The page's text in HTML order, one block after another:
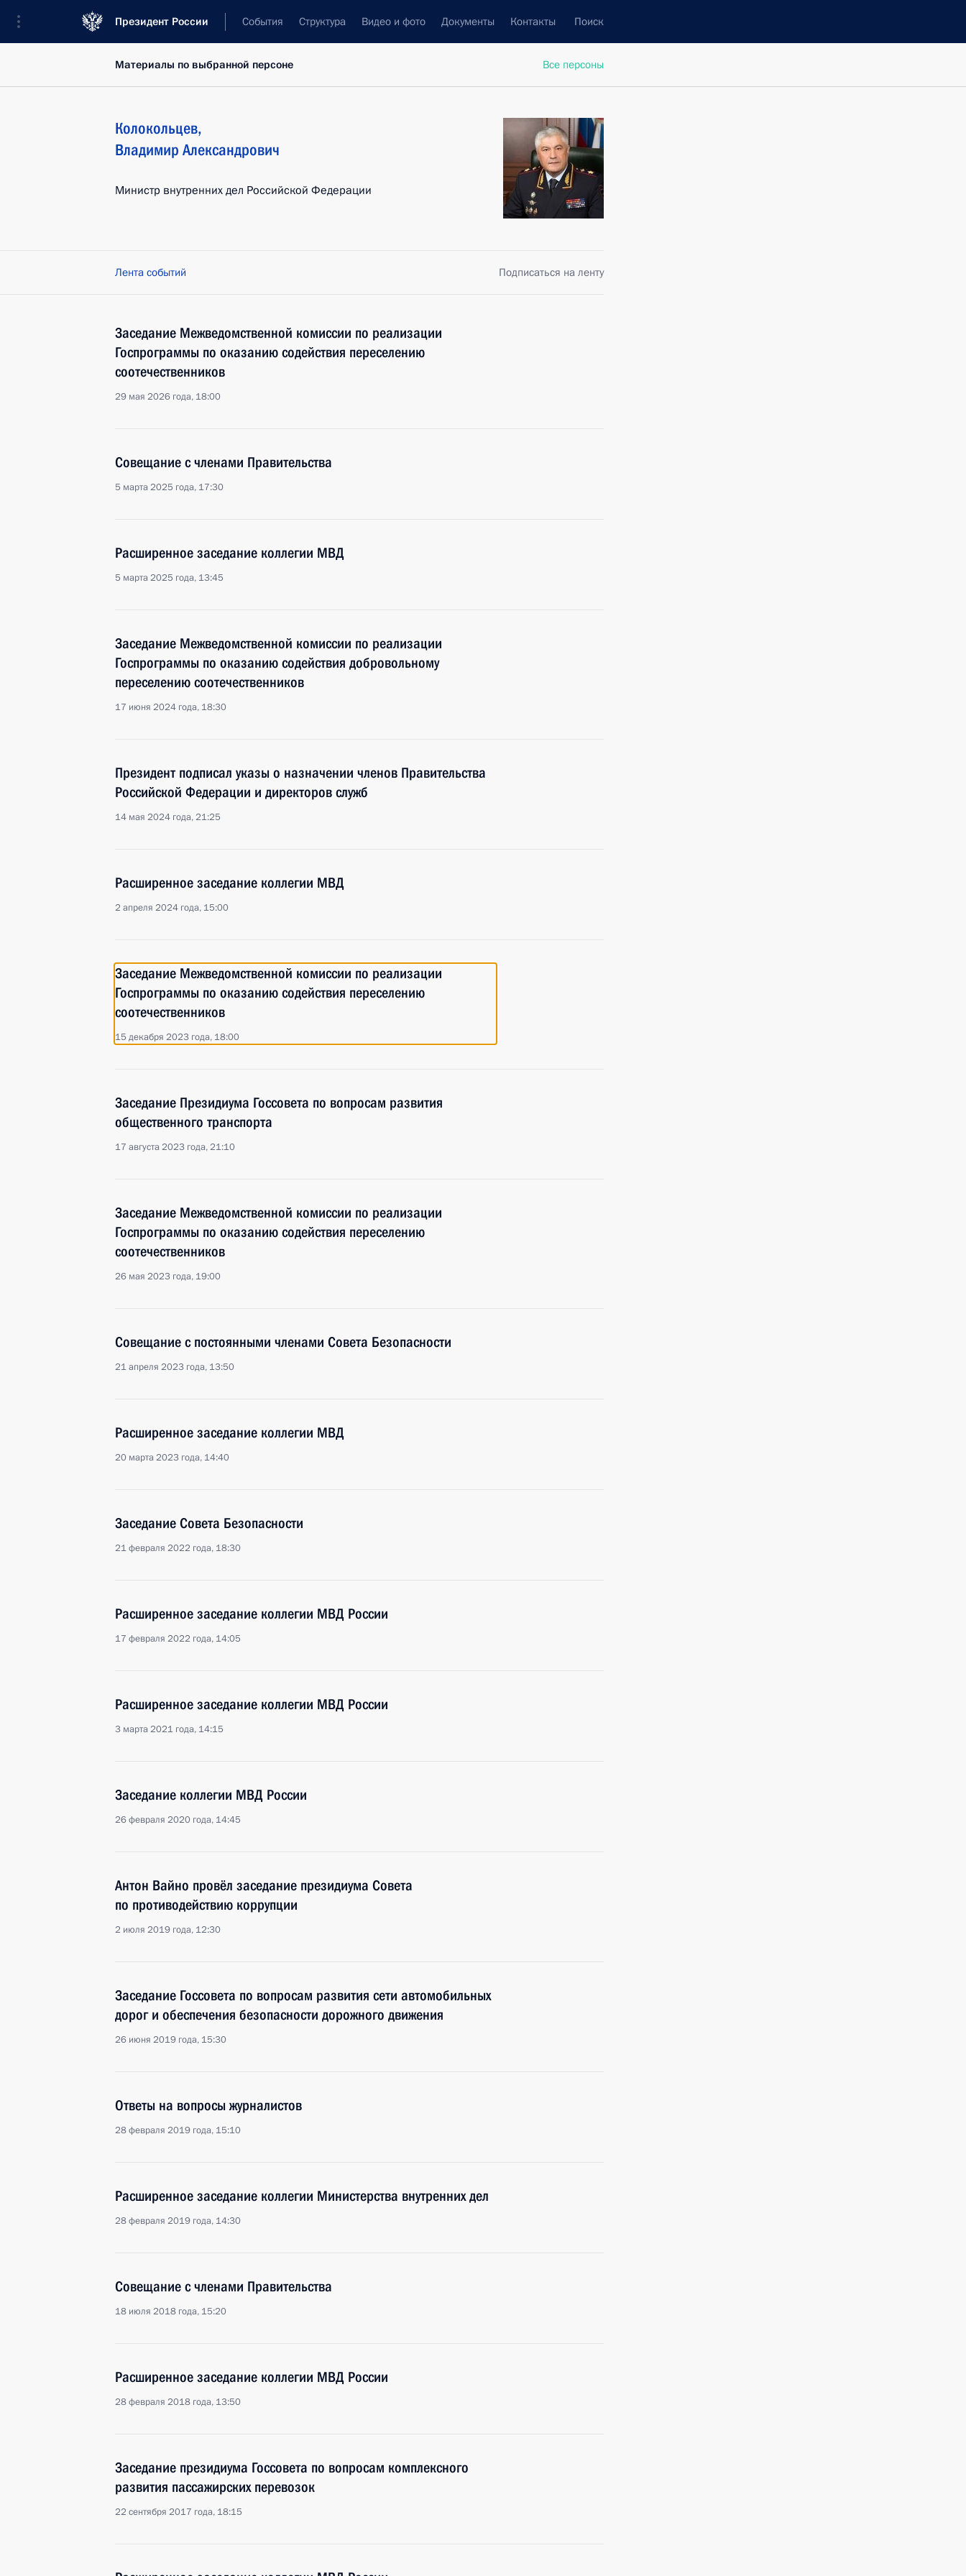
Президент России События Структура Видео и фото Документы Контакты Поиск
Все персоны
Материалы по выбранной персоне
Колокольцев,
Владимир Александрович
Министр внутренних дел Российской Федерации
Лента событий Подписаться на ленту
Заседание Межведомственной комиссии по реализации
Госпрограммы по оказанию содействия переселению
соотечественников
29 мая 2026 года, 18:00
Совещание с членами Правительства
5 марта 2025 года, 17:30
Расширенное заседание коллегии МВД
5 марта 2025 года, 13:45
Заседание Межведомственной комиссии по реализации
Госпрограммы по оказанию содействия добровольному
переселению соотечественников
17 июня 2024 года, 18:30
Президент подписал указы о назначении членов Правительства
Российской Федерации и директоров служб
14 мая 2024 года, 21:25
Расширенное заседание коллегии МВД
2 апреля 2024 года, 15:00
Заседание Межведомственной комиссии по реализации
Госпрограммы по оказанию содействия переселению
соотечественников
15 декабря 2023 года, 18:00
Заседание Президиума Госсовета по вопросам развития
общественного транспорта
17 августа 2023 года, 21:10
Заседание Межведомственной комиссии по реализации
Госпрограммы по оказанию содействия переселению
соотечественников
26 мая 2023 года, 19:00
Совещание с постоянными членами Совета Безопасности
21 апреля 2023 года, 13:50
Расширенное заседание коллегии МВД
20 марта 2023 года, 14:40
Заседание Совета Безопасности
21 февраля 2022 года, 18:30
Расширенное заседание коллегии МВД России
17 февраля 2022 года, 14:05
Расширенное заседание коллегии МВД России
3 марта 2021 года, 14:15
Заседание коллегии МВД России
26 февраля 2020 года, 14:45
Антон Вайно провёл заседание президиума Совета
по противодействию коррупции
2 июля 2019 года, 12:30
Заседание Госсовета по вопросам развития сети автомобильных
дорог и обеспечения безопасности дорожного движения
26 июня 2019 года, 15:30
Ответы на вопросы журналистов
28 февраля 2019 года, 15:10
Расширенное заседание коллегии Министерства внутренних дел
28 февраля 2019 года, 14:30
Совещание с членами Правительства
18 июля 2018 года, 15:20
Расширенное заседание коллегии МВД России
28 февраля 2018 года, 13:50
Заседание президиума Госсовета по вопросам комплексного
развития пассажирских перевозок
22 сентября 2017 года, 18:15